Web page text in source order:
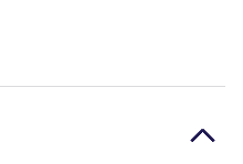
or business
and good food are five